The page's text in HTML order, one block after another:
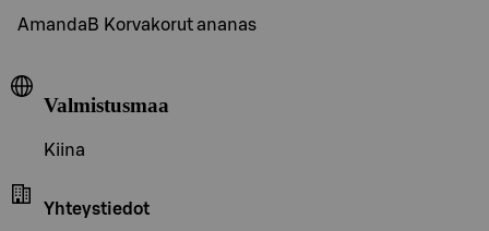
AmandaB Korvakorut ananas
Valmistusmaa
Kiina
Yhteystiedot